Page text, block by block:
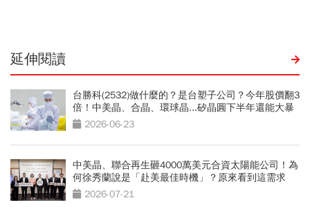
延伸閱讀
台勝科(2532)做什麼的？是台塑子公司？今年股價翻3
倍！中美晶、合晶、環球晶...矽晶圓下半年還能大暴
漲？2026-06-23
中美晶、聯合再生砸4000萬美元合資太陽能公司！為
何徐秀蘭說是「赴美最佳時機」？原來看到這需求
2026-07-21